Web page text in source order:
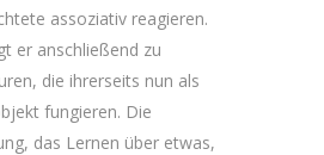
assoziativ reagieren.
er anschließend zu
die ihrerseits nun als
fungieren. Die
das Lernen über etwas,